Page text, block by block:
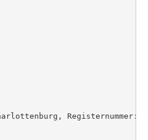
Registernummer: